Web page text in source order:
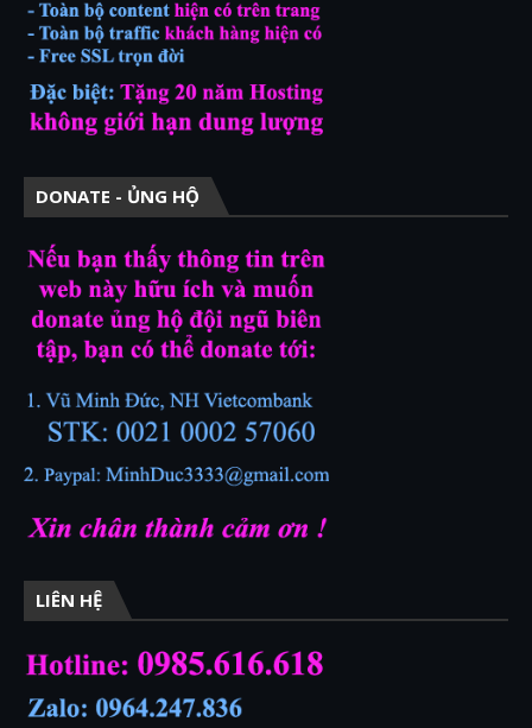
DONATE - ỦNG HỘ
LIÊN HỆ